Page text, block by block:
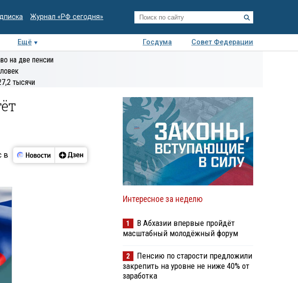
Журнал «РФ сегодня»
Ещё Госдума
Совет Федерации
Деловая
на две пенсии
тысячи
в
Интересное за неделю
1
В Абхазии впервые пройдёт
масштабный молодёжный форум
2
Пенсию по старости предложили
закрепить на уровне не ниже 40% от
заработка